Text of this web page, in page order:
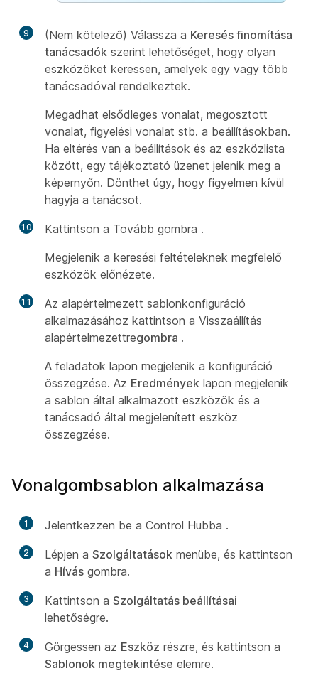
9 (Nem kötelező) Válassza a Keresés finomítása
tanácsadók szerint lehetőséget, hogy olyan
eszközöket keressen, amelyek egy vagy több
tanácsadóval rendelkeztek.
Megadhat elsődleges vonalat, megosztott
vonalat, figyelési vonalat stb. a beállításokban.
Ha eltérés van a beállítások és az eszközlista
között, egy tájékoztató üzenet jelenik meg a
képernyőn. Dönthet úgy, hogy figyelmen kívül
hagyja a tanácsot.
10 Kattintson a Tovább gombra .
Megjelenik a keresési feltételeknek megfelelő
eszközök előnézete.
11
Az alapértelmezett sablonkonfiguráció
alkalmazásához kattintson a Visszaállítás
alapértelmezettregombra .
A feladatok lapon megjelenik a konfiguráció
összegzése. Az Eredmények lapon megjelenik
a sablon által alkalmazott eszközök és a
tanácsadó által megjelenített eszköz
összegzése.
Vonalgombsablon alkalmazása
1 Jelentkezzen be a Control Hubba .
2 Lépjen a Szolgáltatások menübe, és kattintson
a Hívás gombra.
3 Kattintson a Szolgáltatás beállításai
lehetőségre.
4 Görgessen az Eszköz részre, és kattintson a
Sablonok megtekintése elemre.